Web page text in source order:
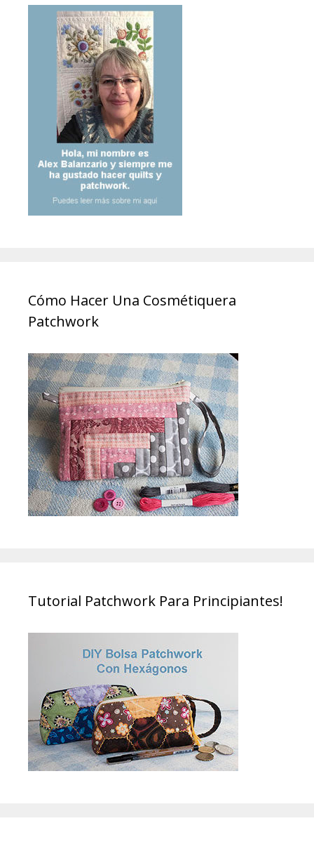
Cómo Hacer Una Cosmétiquera
Patchwork
Tutorial Patchwork Para Principiantes!